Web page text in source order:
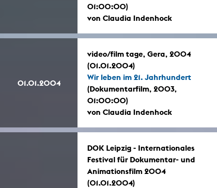
01:00:00)
von Claudia Indenhock
01.01.2004
video/film tage, Gera, 2004
(01.01.2004)
Wir leben im 21. Jahrhundert
(Dokumentarfilm, 2003,
01:00:00)
von Claudia Indenhock
DOK Leipzig - Internationales
Festival für Dokumentar- und
Animationsfilm 2004
(01.01.2004)